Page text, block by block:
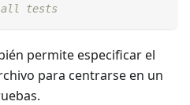
all tests
permite especificar el
para centrarse en un